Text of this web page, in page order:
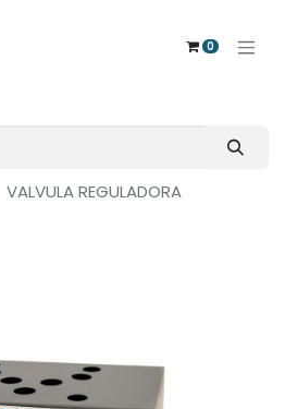
0
VALVULA REGULADORA